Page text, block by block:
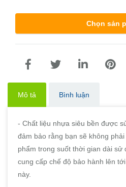
Chọn sản
Mô tả Bình luận
- Chất liệu nhựa siêu bền được
đảm bảo rằng bạn sẽ không
phẩm trong suốt thời gian dài sử
cung cấp chế độ bảo hành lên
này.